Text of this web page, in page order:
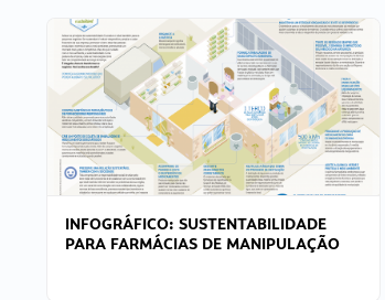
INFOGRÁFICO: SUSTENTABILIDADE
PARA FARMÁCIAS DE MANIPULAÇÃO